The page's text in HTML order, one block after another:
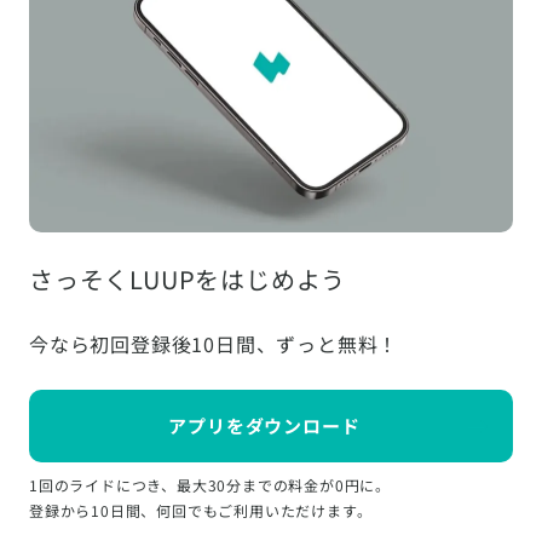
さっそくLUUPをはじめよう
今なら初回登録後10日間、ずっと無料！
アプリをダウンロード
1回のライドにつき、最大30分までの料金が0円に。
登録から10日間、何回でもご利用いただけます。